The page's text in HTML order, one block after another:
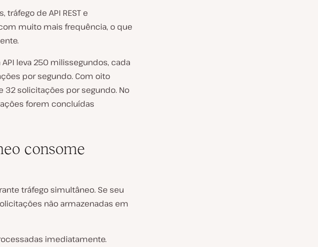
de API REST e
muito mais frequência, o que
leva 250 milissegundos, cada
por segundo. Com oito
solicitações por segundo. No
forem concluídas
consome
tráfego simultâneo. Se seu
não armazenadas em
imediatamente.